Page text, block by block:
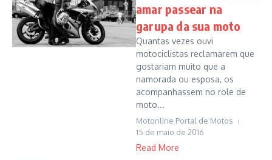
amar passear na
garupa da sua moto
Quantas vezes ouvi
motociclistas reclamarem que
gostariam muito que a
namorada ou esposa, os
acompanhassem no role de
moto...
Motonline Portal de Motos
15 de maio de 2016
Read More